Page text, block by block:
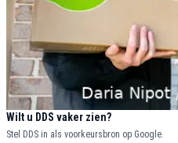
Wilt u DDS vaker zien?
Stel DDS in als voorkeursbron op Google.